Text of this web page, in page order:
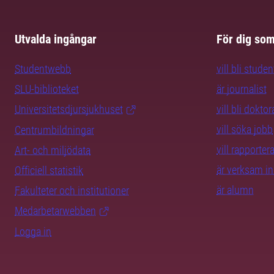
Utvalda ingångar
Studentwebb
SLU-biblioteket
Universitetsdjursjukhuset
Centrumbildningar
Art- och miljödata
Officiell statistik
Fakulteter och institutioner
Medarbetarwebben
Logga in
För dig
vill bli
är journalist
vill bli
vill söka jobb
vill
är verksam
är alumn